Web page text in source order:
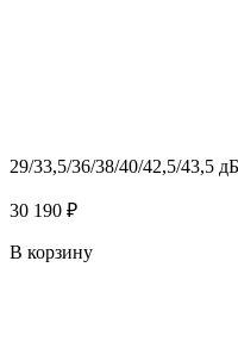
29/33,5/36/38/40/42,5/43,5 дБ
30 190 ₽
В корзину